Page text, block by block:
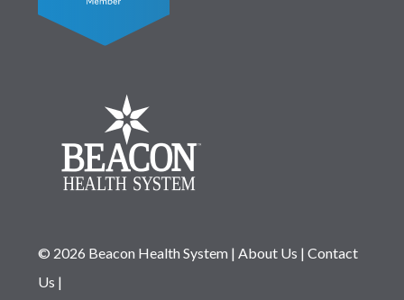
© 2026 Beacon Health System| About Us | Contact
Us |